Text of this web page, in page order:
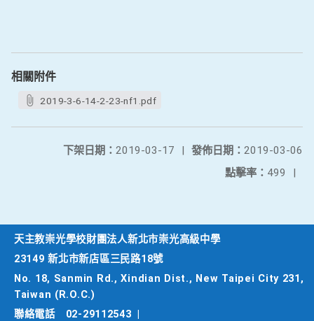
相關附件
2019-3-6-14-2-23-nf1.pdf
發佈日期： 2019-03-06
下架日期： 2019-03-17
|
點擊率： 499 |
天主教崇光學校財團法人新北市崇光高級中學
23149 新北市新店區三民路18號
No. 18, Sanmin Rd., Xindian Dist., New Taipei City 231,
Taiwan (R.O.C.)
聯絡電話
02-29112543